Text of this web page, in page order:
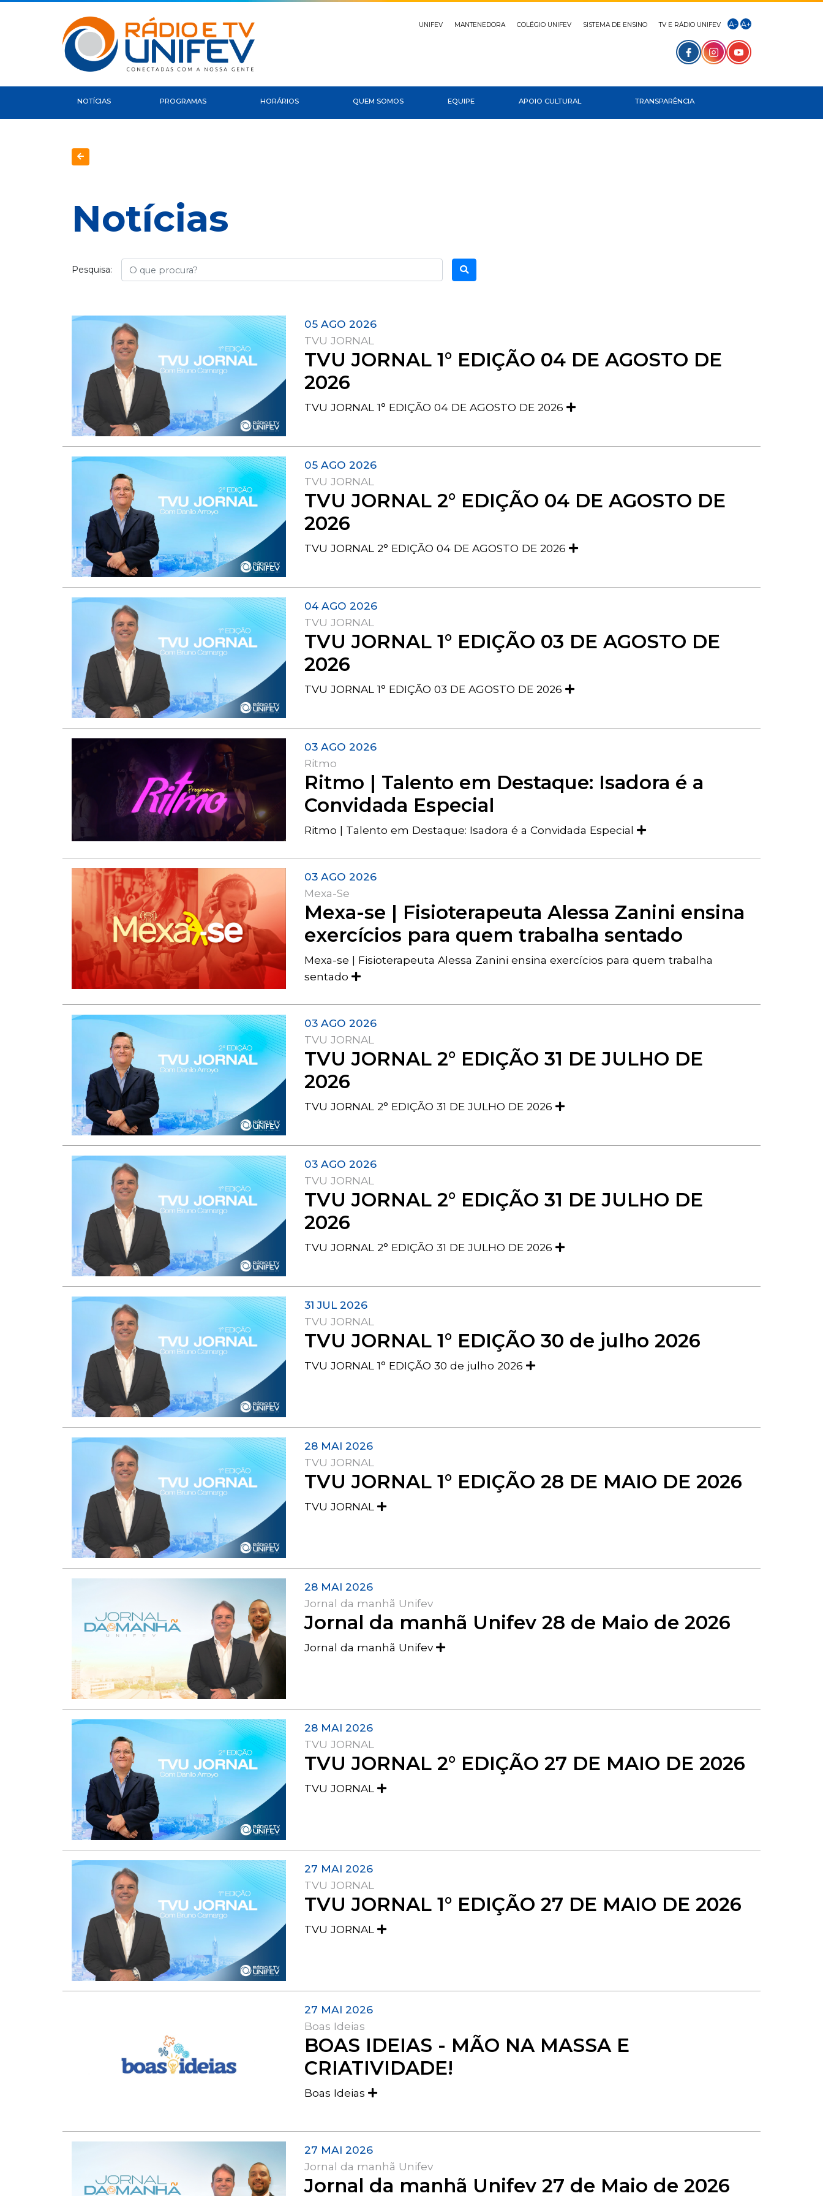
UNIFEV MANTENEDORA COLÉGIO UNIFEV SISTEMA DE ENSINO TV E RÁDIO UNIFEV A- A+
NOTÍCIAS PROGRAMAS HORÁRIOS QUEM SOMOS EQUIPE APOIO CULTURAL TRANSPARÊNCIA
Notícias
Pesquisa:Busca
05 AGO 2026
TVU JORNAL
TVU JORNAL 1° EDIÇÃO 04 DE AGOSTO DE
2026
TVU JORNAL 1° EDIÇÃO 04 DE AGOSTO DE 2026
05 AGO 2026
TVU JORNAL
TVU JORNAL 2° EDIÇÃO 04 DE AGOSTO DE
2026
TVU JORNAL 2° EDIÇÃO 04 DE AGOSTO DE 2026
04 AGO 2026
TVU JORNAL
TVU JORNAL 1° EDIÇÃO 03 DE AGOSTO DE
2026
TVU JORNAL 1° EDIÇÃO 03 DE AGOSTO DE 2026
03 AGO 2026
Ritmo
Ritmo | Talento em Destaque: Isadora é a
Convidada Especial
Ritmo | Talento em Destaque: Isadora é a Convidada Especial
03 AGO 2026
Mexa-Se
Mexa-se | Fisioterapeuta Alessa Zanini ensina
exercícios para quem trabalha sentado
Mexa-se | Fisioterapeuta Alessa Zanini ensina exercícios para quem trabalha
sentado
03 AGO 2026
TVU JORNAL
TVU JORNAL 2° EDIÇÃO 31 DE JULHO DE
2026
TVU JORNAL 2° EDIÇÃO 31 DE JULHO DE 2026
03 AGO 2026
TVU JORNAL
TVU JORNAL 2° EDIÇÃO 31 DE JULHO DE
2026
TVU JORNAL 2° EDIÇÃO 31 DE JULHO DE 2026
31 JUL 2026
TVU JORNAL
TVU JORNAL 1° EDIÇÃO 30 de julho 2026
TVU JORNAL 1° EDIÇÃO 30 de julho 2026
28 MAI 2026
TVU JORNAL
TVU JORNAL 1° EDIÇÃO 28 DE MAIO DE 2026
TVU JORNAL
28 MAI 2026
Jornal da manhã Unifev
Jornal da manhã Unifev 28 de Maio de 2026
Jornal da manhã Unifev
28 MAI 2026
TVU JORNAL
TVU JORNAL 2° EDIÇÃO 27 DE MAIO DE 2026
TVU JORNAL
27 MAI 2026
TVU JORNAL
TVU JORNAL 1° EDIÇÃO 27 DE MAIO DE 2026
TVU JORNAL
27 MAI 2026
Boas Ideias
BOAS IDEIAS - MÃO NA MASSA E
CRIATIVIDADE!
Boas Ideias
27 MAI 2026
Jornal da manhã Unifev
Jornal da manhã Unifev 27 de Maio de 2026